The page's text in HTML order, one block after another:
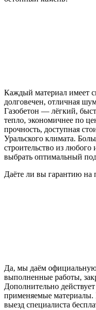
Каждый материал имеет
долговечен, отличная
Газобетон — лёгкий,
тепло, экономичнее по
прочность, доступная
Уральского климата.
строительство из
выбрать оптимальный
Даёте ли вы гарантию на
Да, мы даём
выполненные работы,
Дополнительно
применяемые материалы.
выезд специалиста